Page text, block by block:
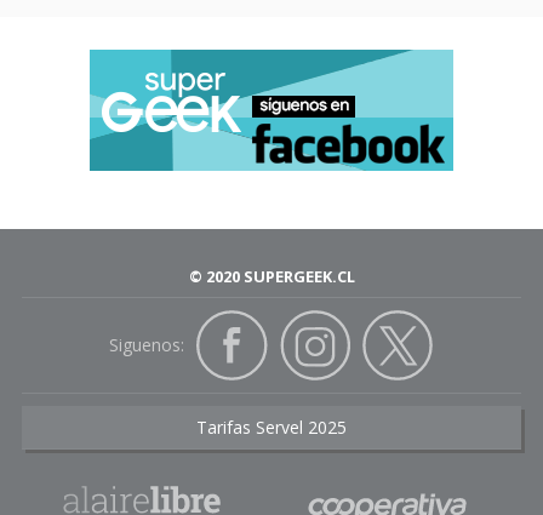
© 2020 SUPERGEEK.CL
Siguenos:
Tarifas Servel 2025